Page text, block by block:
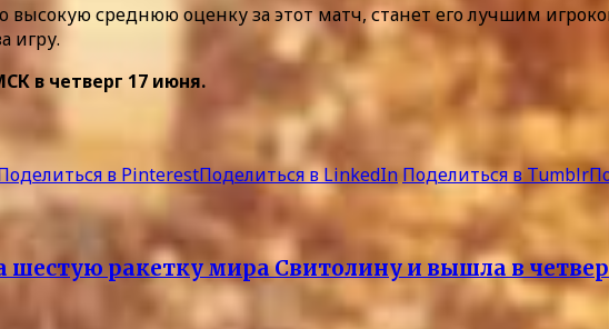
среднюю оценку за этот матч, станет его лучшим
игру.
в четверг 17 июня.
в PinterestПоделиться в LinkedIn Поделиться в Tumblr
шестую ракетку мира Свитолину и вышла в